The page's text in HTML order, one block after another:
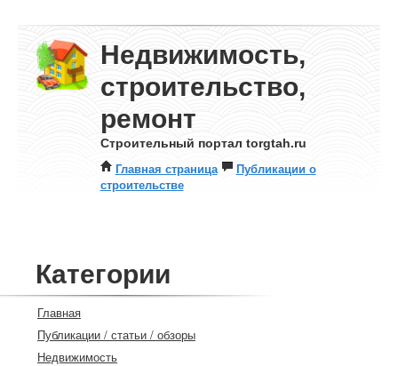
Недвижимость,
строительство,
ремонт
Строительный портал torgtah.ru
Главная страница
Публикации о
строительстве
Категории
Главная
Публикации / статьи / обзоры
Недвижимость